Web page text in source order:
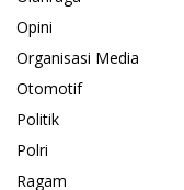
Opini
Organisasi Media
Otomotif
Politik
Polri
Ragam